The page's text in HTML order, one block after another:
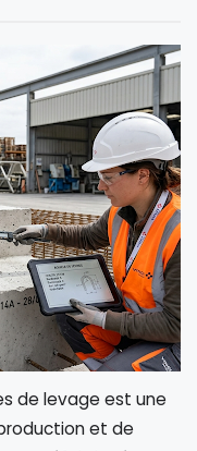
de levage est une
et de